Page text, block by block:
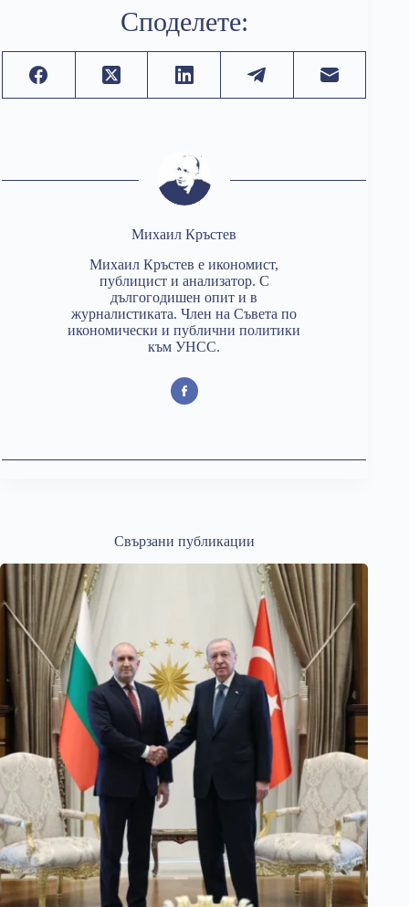
Споделете:
Михаил Кръстев
Михаил Кръстев е икономист,
публицист и анализатор. С
дългогодишен опит и в
журналистиката. Член на Съвета по
икономически и публични политики
към УНСС.
Свързани публикации